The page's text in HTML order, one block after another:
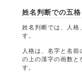
姓名判断での五
姓名判断では、人格
す。
人格は、名字と名
の上の漢字の画数と
す。